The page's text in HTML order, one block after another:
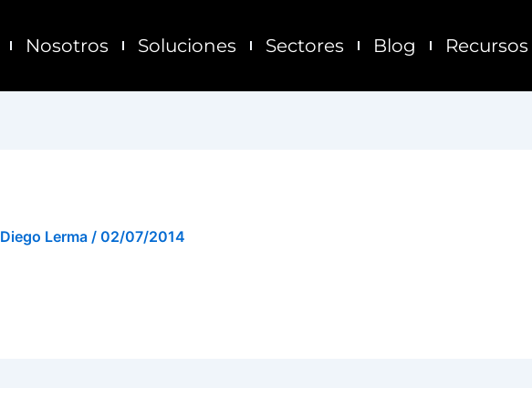
Nosotros Soluciones Sectores Blog Recursos
Diego Lerma / 02/07/2014